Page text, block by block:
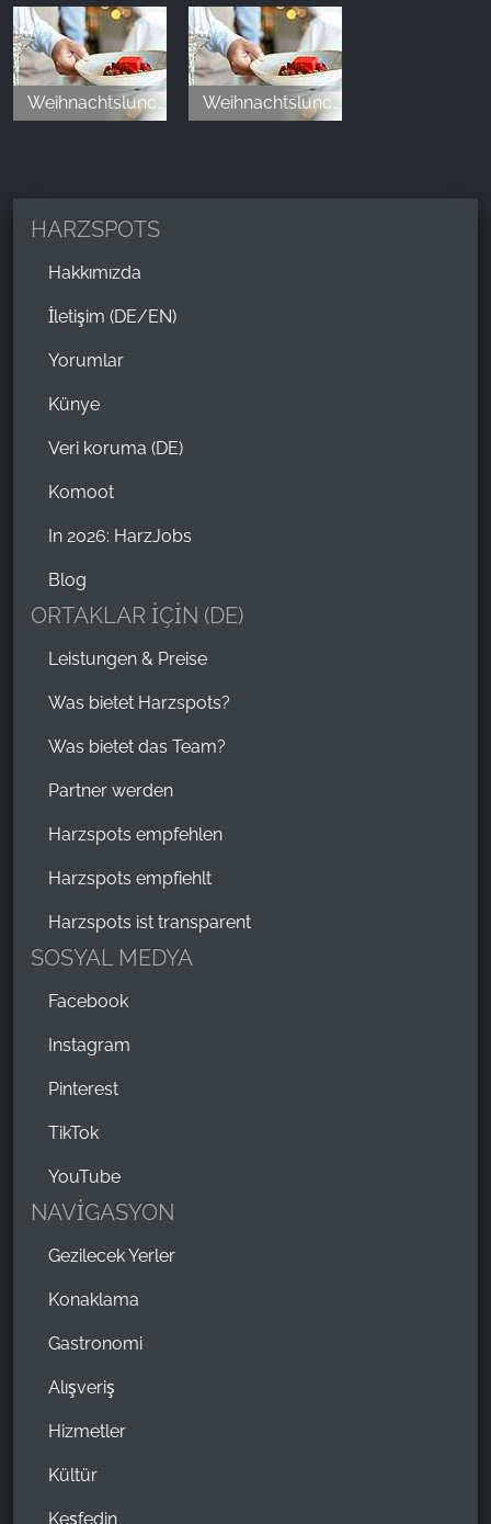
Weihnachtslunch im Hotel & Spa Suiten FreiWerk Weihnachtslunch im Hotel & Spa Suiten FreiWerk
HARZSPOTS
Hakkımızda
İletişim (DE/EN)
Yorumlar
Künye
Veri koruma (DE)
Komoot
In 2026: HarzJobs
Blog
ORTAKLAR İÇİN (DE)
Leistungen & Preise
Was bietet Harzspots?
Was bietet das Team?
Partner werden
Harzspots empfehlen
Harzspots empfiehlt
Harzspots ist transparent
SOSYAL MEDYA
Facebook
Instagram
Pinterest
TikTok
YouTube
NAVİGASYON
Gezilecek Yerler
Konaklama
Gastronomi
Alışveriş
Hizmetler
Kültür
Keşfedin